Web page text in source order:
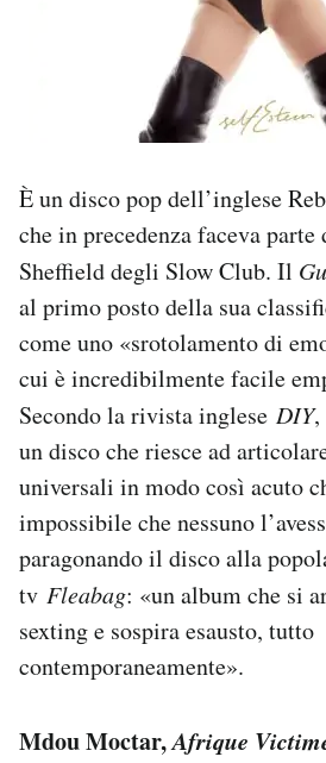
È un disco pop dell’inglese
che in precedenza faceva
Sheffield degli Slow Club. Il
al primo posto della sua
come uno «srotolamento di
cui è incredibilmente facile
Secondo la rivista inglese DIY,
un disco che riesce ad
universali in modo così acuto
impossibile che nessuno
paragonando il disco alla
tv Fleabag: «un album che si
sexting e sospira esausto, tutto
contemporaneamente».
Mdou Moctar,Afrique